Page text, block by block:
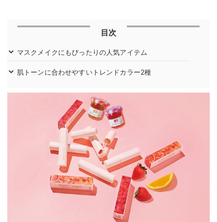
目次
マスクメイクにもぴったりの人気アイテム
肌トーンに合わせやすいトレンドカラー2種